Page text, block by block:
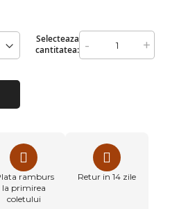
Selecteaza
cantitatea: - +
ramburs
la primirea
coletului
Retur in 14 zile